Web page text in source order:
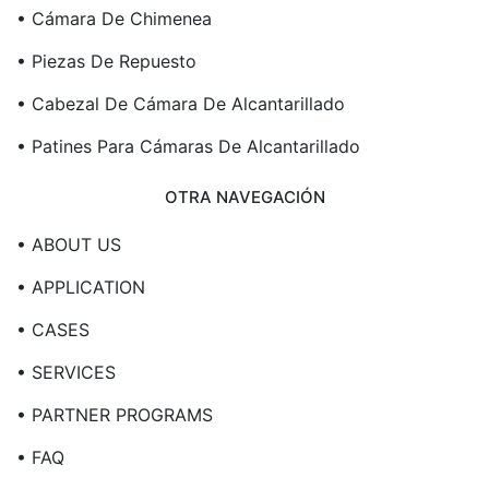
• Cámara De Chimenea
• Piezas De Repuesto
• Cabezal De Cámara De Alcantarillado
• Patines Para Cámaras De Alcantarillado
OTRA NAVEGACIÓN
• ABOUT US
• APPLICATION
• CASES
• SERVICES
• PARTNER PROGRAMS
• FAQ